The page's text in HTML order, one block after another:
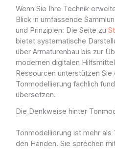
Wenn Sie Ihre Technik
Blick in umfassende
und Prinzipien: Die Seite zu
bietet systematische
über Armaturenbau bis zur
modernen digitalen
Ressourcen unterstützen Sie
Tonmodellierung fachlich
übersetzen.
Die Denkweise hinter
Tonmodellierung ist mehr
den Händen. Sie sprechen